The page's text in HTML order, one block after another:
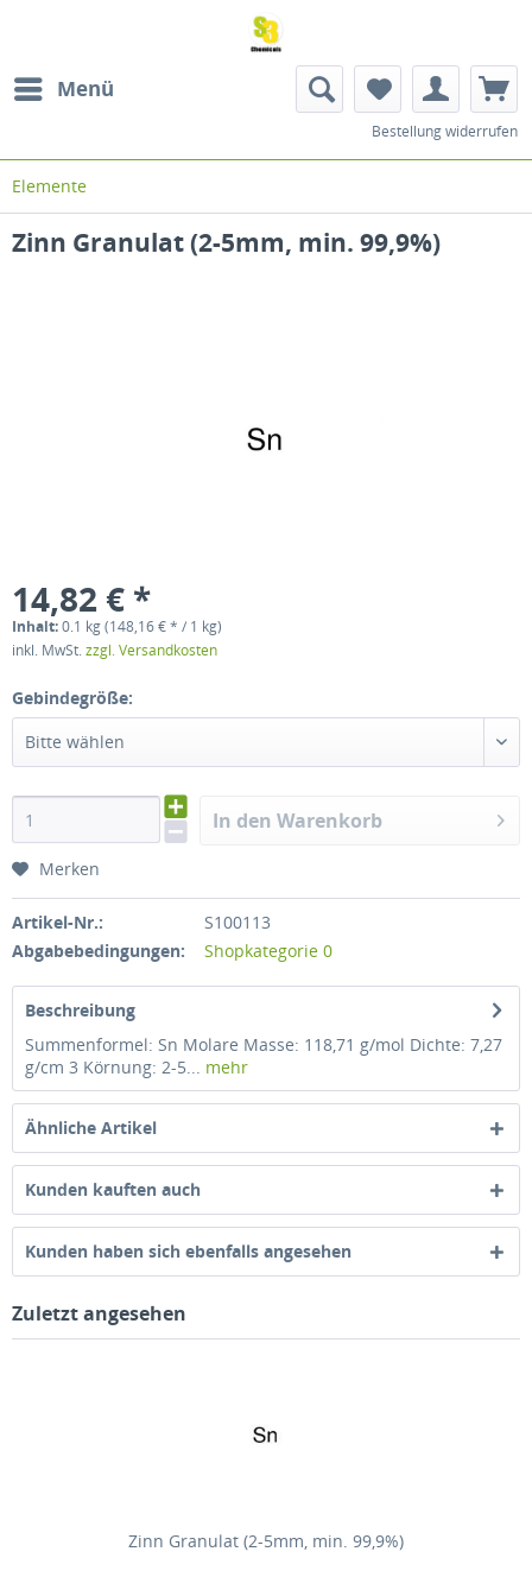
Menü
Bestellung widerrufen
Elemente
Zinn Granulat (2-5mm, min. 99,9%)
14,82 € *
Inhalt:0.1 kg (148,16 € * / 1 kg)
inkl. MwSt.zzgl. Versandkosten
Gebindegröße:
Bitte wählen
In den Warenkorb
Merken
Artikel-Nr.:
S100113
Abgabebedingungen:
Shopkategorie 0
Beschreibung
Summenformel: Sn Molare Masse: 118,71 g/mol Dichte: 7,27
g/cm 3 Körnung: 2-5... mehr
Ähnliche Artikel
Kunden kauften auch
Kunden haben sich ebenfalls angesehen
Zuletzt angesehen
Zinn Granulat (2-5mm, min. 99,9%)